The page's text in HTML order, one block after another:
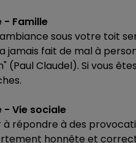
- Famille
sous votre toit
jamais fait de mal à
(Paul Claudel). Si vous
- Vie sociale
à répondre à des
honnête et